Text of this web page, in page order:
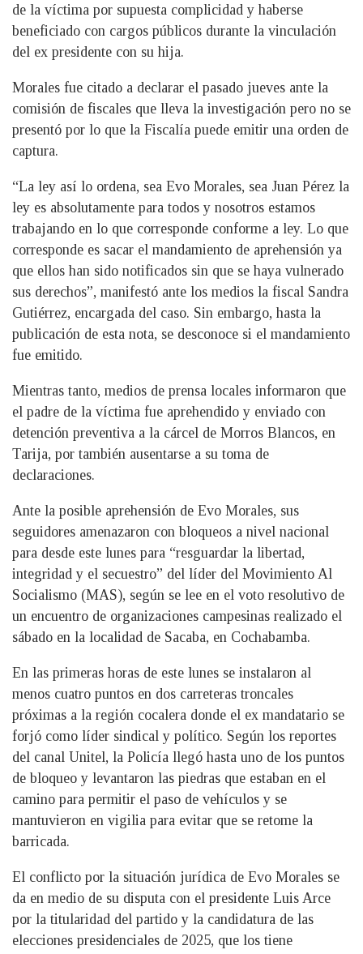
de la víctima por supuesta complicidad y haberse
beneficiado con cargos públicos durante la vinculación
del ex presidente con su hija.
Morales fue citado a declarar el pasado jueves ante la
comisión de fiscales que lleva la investigación pero no se
presentó por lo que la Fiscalía puede emitir una orden de
captura.
“La ley así lo ordena, sea Evo Morales, sea Juan Pérez la
ley es absolutamente para todos y nosotros estamos
trabajando en lo que corresponde conforme a ley. Lo que
corresponde es sacar el mandamiento de aprehensión ya
que ellos han sido notificados sin que se haya vulnerado
sus derechos”, manifestó ante los medios la fiscal Sandra
Gutiérrez, encargada del caso. Sin embargo, hasta la
publicación de esta nota, se desconoce si el mandamiento
fue emitido.
Mientras tanto, medios de prensa locales informaron que
el padre de la víctima fue aprehendido y enviado con
detención preventiva a la cárcel de Morros Blancos, en
Tarija, por también ausentarse a su toma de
declaraciones.
Ante la posible aprehensión de Evo Morales, sus
seguidores amenazaron con bloqueos a nivel nacional
para desde este lunes para “resguardar la libertad,
integridad y el secuestro” del líder del Movimiento Al
Socialismo (MAS), según se lee en el voto resolutivo de
un encuentro de organizaciones campesinas realizado el
sábado en la localidad de Sacaba, en Cochabamba.
En las primeras horas de este lunes se instalaron al
menos cuatro puntos en dos carreteras troncales
próximas a la región cocalera donde el ex mandatario se
forjó como líder sindical y político. Según los reportes
del canal Unitel, la Policía llegó hasta uno de los puntos
de bloqueo y levantaron las piedras que estaban en el
camino para permitir el paso de vehículos y se
mantuvieron en vigilia para evitar que se retome la
barricada.
El conflicto por la situación jurídica de Evo Morales se
da en medio de su disputa con el presidente Luis Arce
por la titularidad del partido y la candidatura de las
elecciones presidenciales de 2025, que los tiene